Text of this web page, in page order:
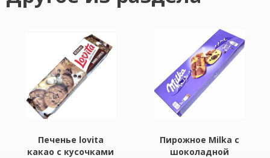
Печенье lovita
какао с кусочками
Пирожное Milka с
шоколадной